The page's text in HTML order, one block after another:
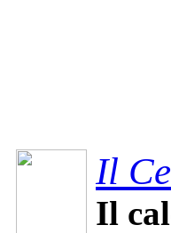
Il
Il